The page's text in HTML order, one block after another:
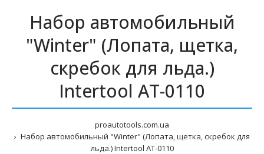
Набор автомобильный
"Winter" (Лопата, щетка,
скребок для льда.)
Intertool AT-0110
proautotools.com.ua
Набор автомобильный "Winter" (Лопата, щетка, скребок для
льда.) Intertool AT-0110